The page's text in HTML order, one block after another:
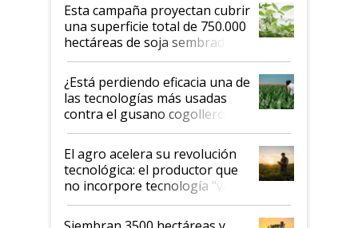
Esta campaña proyectan cubrir
una superficie total de 750.000
hectáreas de soja sembradas
con una nueva generación de
variedades que marcan un
salto tecnológico en genética y
rendimiento
¿Está perdiendo eficacia una de
las tecnologías más usadas
contra el gusano cogollero? El
desafío de una tecnología clave
El agro acelera su revolución
tecnológica: el productor que
no incorpore tecnología "va a
perder el tren"